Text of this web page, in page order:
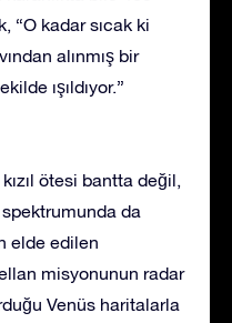
“O kadar sıcak ki
alınmış bir
ışıldıyor.”
ötesi bantta değil,
da
elde edilen
misyonunun radar
Venüs haritalarla